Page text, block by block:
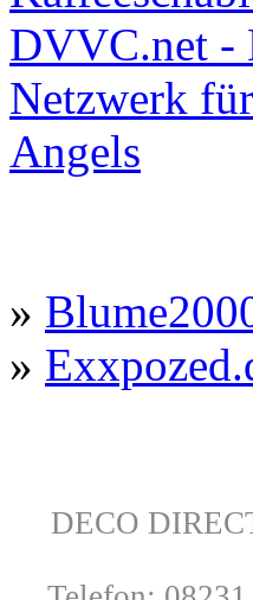
DVVC.net -
Netzwerk
Angels
»
»
DECO